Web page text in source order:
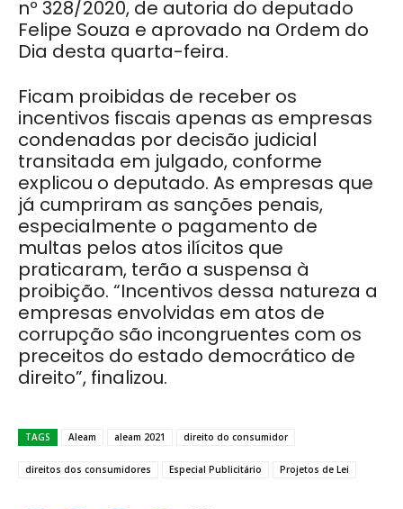
nº 328/2020, de autoria do deputado
Felipe Souza e aprovado na Ordem do
Dia desta quarta-feira.
Ficam proibidas de receber os
incentivos fiscais apenas as empresas
condenadas por decisão judicial
transitada em julgado, conforme
explicou o deputado. As empresas que
já cumpriram as sanções penais,
especialmente o pagamento de
multas pelos atos ilícitos que
praticaram, terão a suspensa à
proibição. “Incentivos dessa natureza a
empresas envolvidas em atos de
corrupção são incongruentes com os
preceitos do estado democrático de
direito”, finalizou.
TAGS Aleam aleam 2021 direito do consumidor
direitos dos consumidores Especial Publicitário Projetos de Lei